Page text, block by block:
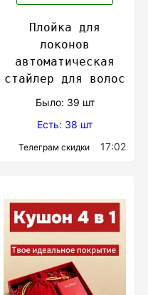
Плойка для
локонов
автоматическая
стайлер для волос
Было: 39 шт
Есть: 38 шт
Телеграм скидки 17:02